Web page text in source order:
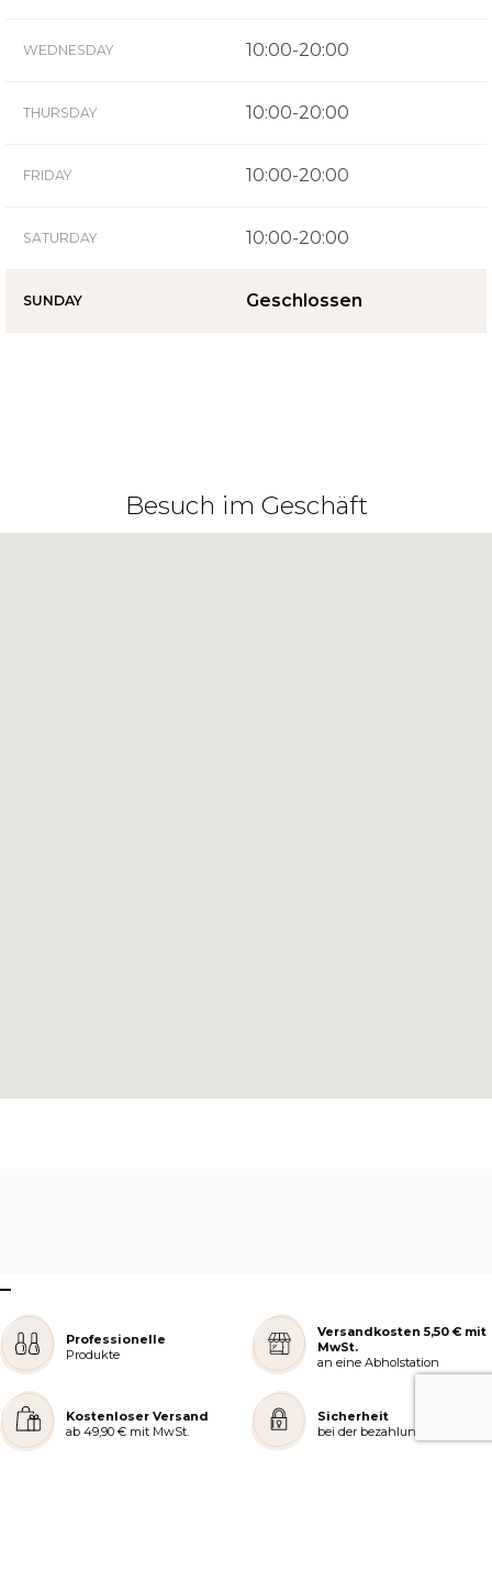
WEDNESDAY 10:00-20:00
THURSDAY 10:00-20:00
FRIDAY 10:00-20:00
SATURDAY 10:00-20:00
SUNDAY Geschlossen
Besuch im Geschäft
–
Professionelle
Produkte
Versandkosten 5,50 € mit
MwSt.
an eine Abholstation
Kostenloser Versand
ab 49,90 € mit MwSt.
Sicherheit
bei der bezahlung